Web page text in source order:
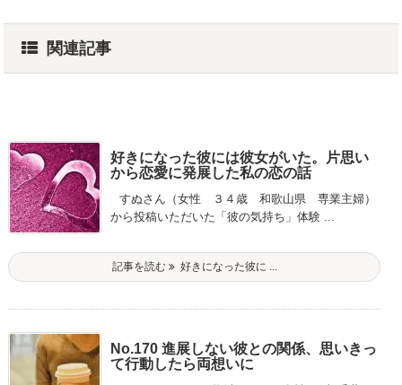
関連記事
好きになった彼には彼女がいた。片思い
から恋愛に発展した私の恋の話
すぬさん（女性 ３４歳 和歌山県 専業主婦）
から投稿いただいた「彼の気持ち」体験 ...
記事を読む 好きになった彼に ...
No.170 進展しない彼との関係、思いきっ
て行動したら両想いに